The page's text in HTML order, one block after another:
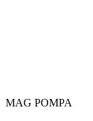
MAG POMPA